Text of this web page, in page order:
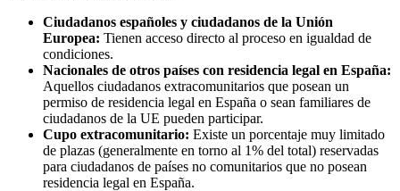
Ciudadanos españoles y ciudadanos de la Unión
Europea: Tienen acceso directo al proceso en igualdad de
condiciones.
Nacionales de otros países con residencia legal en España:
Aquellos ciudadanos extracomunitarios que posean un
permiso de residencia legal en España o sean familiares de
ciudadanos de la UE pueden participar.
Cupo extracomunitario: Existe un porcentaje muy limitado
de plazas (generalmente en torno al 1% del total) reservadas
para ciudadanos de países no comunitarios que no posean
residencia legal en España.